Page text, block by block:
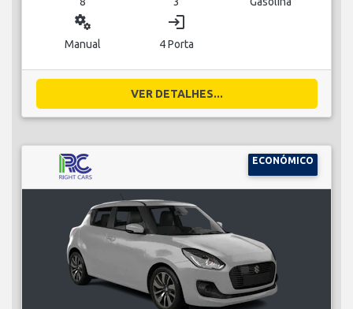
miscellaneous_services
Manual
login
4 Porta
VER DETALHES...
ECONÓMICO